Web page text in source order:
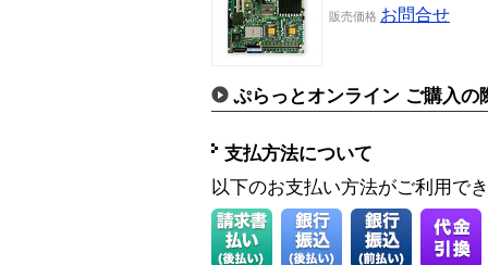
販売価格 お問合せ
ぷらっとオンライン ご購入の
支払方法について
以下のお支払い方法がご利用で